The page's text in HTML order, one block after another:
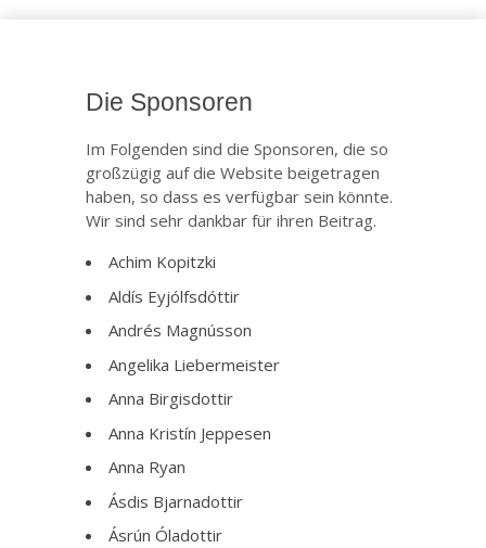
Die Sponsoren
Im Folgenden sind die Sponsoren, die so
großzügig auf die Website beigetragen
haben, so dass es verfügbar sein könnte.
Wir sind sehr dankbar für ihren Beitrag.
Achim Kopitzki
Aldís Eyjólfsdóttir
Andrés Magnússon
Angelika Liebermeister
Anna Birgisdottir
Anna Kristín Jeppesen
Anna Ryan
Ásdis Bjarnadottir
Ásrún Óladottir